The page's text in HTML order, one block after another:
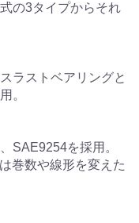
の3タイプからそれ
ラストベアリングと
。
SAE9254を採用。
巻数や線形を変えた